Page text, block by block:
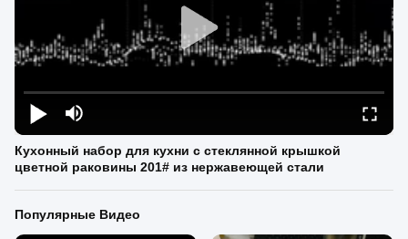
Кухонный набор для кухни с стеклянной крышкой
цветной раковины 201# из нержавеющей стали
Популярные Видео